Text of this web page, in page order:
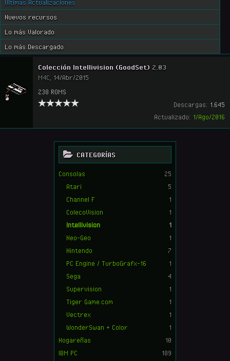
CATEGORÍAS
Consolas
25
Atari
5
Channel F
1
ColecoVision
1
Intellivision
1
Neo-Geo
1
Nintendo
7
PC Engine / TurboGrafx-16
1
Sega
4
Supervision
1
Tiger Game.com
1
Vectrex
1
WonderSwan + Color
1
Hogareñas
10
IBM PC
189
Últimas Actualizaciones
Nuevos recursos
Lo más Valorado
Lo más Descargado
Colección Intellivision (GoodSet) 2.03
M4C 14/Abr/2015
238 ROMS
Descargas: 1.645
Actualizado: 1/Ago/2016